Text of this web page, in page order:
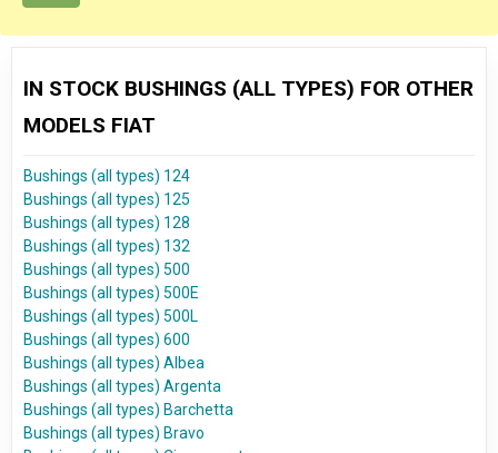
IN STOCK BUSHINGS (ALL TYPES) FOR OTHER
MODELS FIAT
Bushings (all types) 124
Bushings (all types) 125
Bushings (all types) 128
Bushings (all types) 132
Bushings (all types) 500
Bushings (all types) 500E
Bushings (all types) 500L
Bushings (all types) 600
Bushings (all types) Albea
Bushings (all types) Argenta
Bushings (all types) Barchetta
Bushings (all types) Bravo